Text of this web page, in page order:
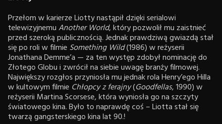
Przełom w karierze Liotty nastąpił dzięki serialowi
telewizyjnemuAnother World, który pozwolił mu zaistnieć
przed szeroką publicznością. Jednak prawdziwą gwiazdą stał
się po roli w filmie Something Wild(1986) w reżyserii
Jonathana Demme’a — za ten występ zdobył nominację do
Złotego Globu i zwrócił na siebie uwagę branży filmowej.
Największy rozgłos przyniosła mu jednak rola Henry’ego Hilla
w kultowym filmie Chłopcy z ferajny(Goodfellas, 1990) w
reżyserii Martina Scorsese, która wyniosła go na szczyty
światowego kina. Było to naprawdę coś – Liotta stał się
twarzą gangsterskiego kina lat 90.!